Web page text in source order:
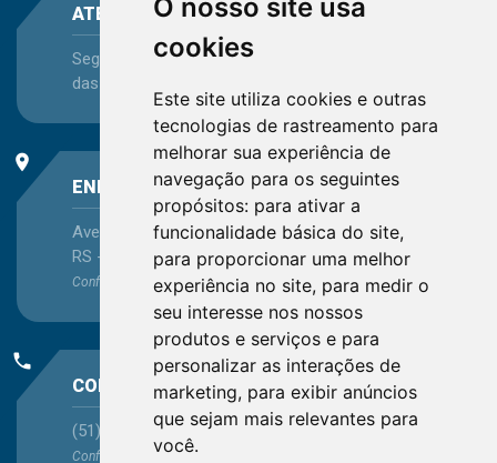
O nosso site usa
cookies
Este site utiliza cookies e outras
tecnologias de rastreamento para
melhorar sua experiência de
navegação para os seguintes
propósitos: para ativar a
funcionalidade básica do site,
para proporcionar uma melhor
experiência no site, para medir o
seu interesse nos nossos
produtos e serviços e para
personalizar as interações de
marketing, para exibir anúncios
que sejam mais relevantes para
você.
ATENDIMENTO
Segunda-feira a Sexta-feira - das 08:30 às 12:15 e
das 13:30 às 16:45
place
ENDEREÇO
Avenida Itaqui, 45, Bairro Petrópolis, Porto Alegre -
RS - CEP 90460-140
Confira as demaislocalizações no Estado
phone
CONTATO
(51) 3330-5659
Confira os e-mailsaqui